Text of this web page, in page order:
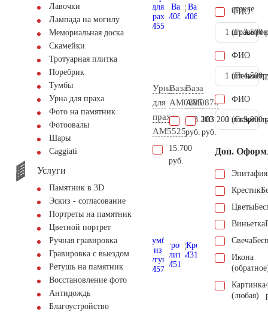
Лавочки
Лампада на могилу
Мемориальная доска
Скамейки
Тротуарная плитка
Поребрик
Тумбы
Урна для праха
Фото на памятник
Фотоовалы
Шары
Сaggiati
Услуги
Памятник в 3D
Эскиз - согласование
Портреты на памятник
Цветной портрет
Ручная гравировка
Гравировка с выездом
Ретушь на памятник
Восстановление фото
Антидождь
Благоустройство
Урна
для
праха
AM5525
15.700
руб.
Ваза
AM0885
103.200
руб.
Ваза
AM0878
103.200
руб.
стекле
ФИО
1 шт.3.500
ФИО
1 шт.4.500
ФИО
1 шт.9.000
Доп.
Эпитафия
Крестик
Цветы
Виньетка
Свеча
Икона
Картинка
(любая)